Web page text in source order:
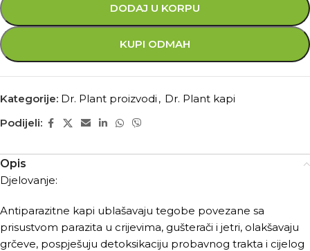
DODAJ U KORPU
KUPI ODMAH
Kategorije: Dr. Plant proizvodi , Dr. Plant kapi
Podijeli:
Opis
Djelovanje:
Antiparazitne kapi ublašavaju tegobe povezane sa
prisustvom parazita u crijevima, gušterači i jetri, olakšavaju
grčeve, pospješuju detoksikaciju probavnog trakta i cijelog